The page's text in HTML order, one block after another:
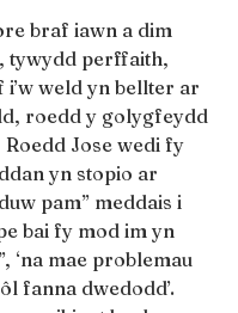
braf iawn a dim
tywydd perffaith,
weld yn bellter ar
roedd y golygfeydd
Jose wedi fy
yn stopio ar
pam” meddais i
bai fy mod im yn
‘na mae problemau
fanna dwedodd’.